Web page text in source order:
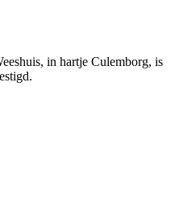
in hartje Culemborg, is